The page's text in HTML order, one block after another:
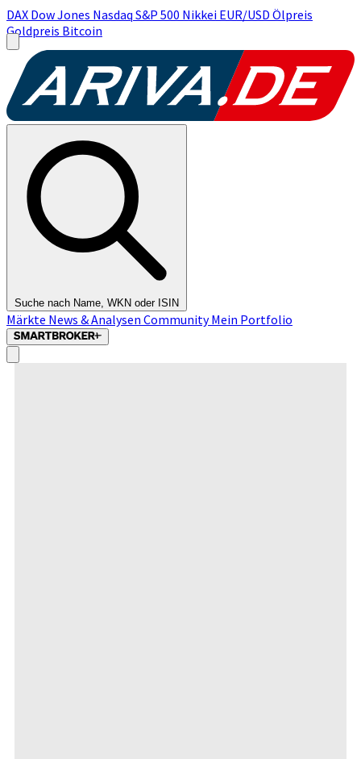
DAX Dow Jones Nasdaq S&P 500 Nikkei EUR/USD Ölpreis
Goldpreis Bitcoin
Suche nach Name, WKN oder ISIN
Märkte News & Analysen CommunityMein Portfolio